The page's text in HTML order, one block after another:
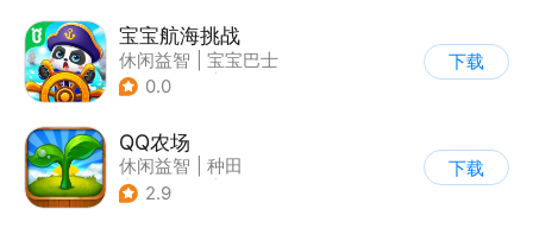
宝宝航海挑战
休闲益智
宝宝巴士
| 学习教育
0.0
下载
QQ农场
休闲益智
种田
| 田园生活
2.9
下载